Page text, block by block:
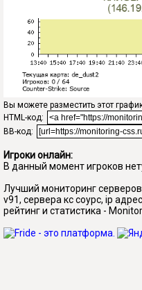
Вы можете разместить этот
HTML-код:
BB-код:
Игроки онлайн:
В данный момент игроков
Лучший мониторинг
v91, сервера кс соурс, ip
рейтинг и статистика -